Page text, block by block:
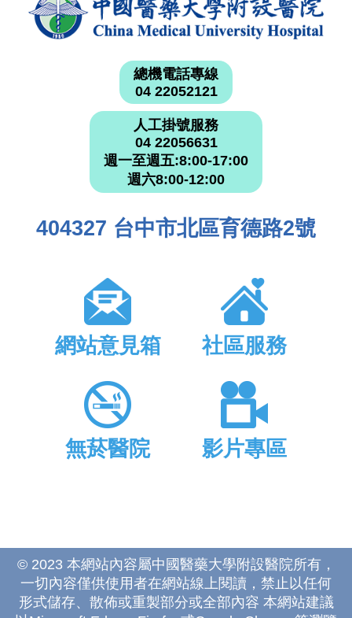
總機電話專線
04 22052121
人工掛號服務
04 22056631
週一至週五:8:00-17:00
週六8:00-12:00
404327 台中市北區育德路2號
網站意見箱 社區服務
無菸醫院 影片專區
© 2023 本網站內容屬中國醫藥大學附設醫院所有，
一切內容僅供使用者在網站線上閱讀，禁止以任何
形式儲存、散佈或重製部分或全部內容 本網站建議